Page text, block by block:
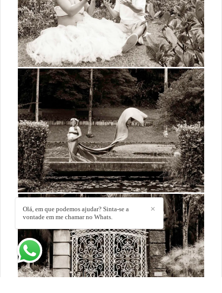
✕
Olá, em que podemos ajudar? Sinta-se a
vontade em me chamar no Whats.